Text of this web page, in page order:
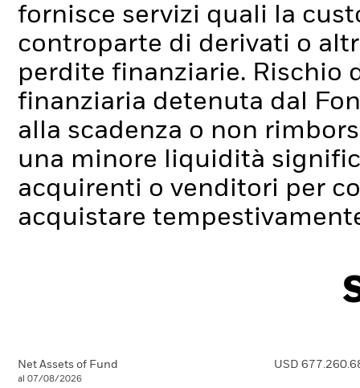
fornisce servizi quali la
controparte di derivati o
perdite finanziarie. Rischio
finanziaria detenuta dal
alla scadenza o non
una minore liquidità
acquirenti o venditori per
acquistare
Net Assets of Fund
al 07/08/2026
USD